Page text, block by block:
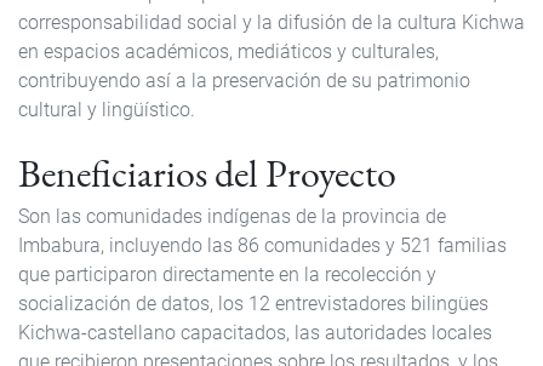
corresponsabilidad social y la difusión de la cultura Kichwa
en espacios académicos, mediáticos y culturales,
contribuyendo así a la preservación de su patrimonio
cultural y lingüístico.
Beneficiarios del Proyecto
Son las comunidades indígenas de la provincia de
Imbabura, incluyendo las 86 comunidades y 521 familias
que participaron directamente en la recolección y
socialización de datos, los 12 entrevistadores bilingües
Kichwa-castellano capacitados, las autoridades locales
que recibieron presentaciones sobre los resultados, y los